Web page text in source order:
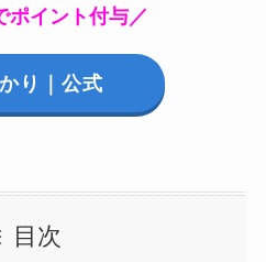
ポイント付与／
り｜公式
目次